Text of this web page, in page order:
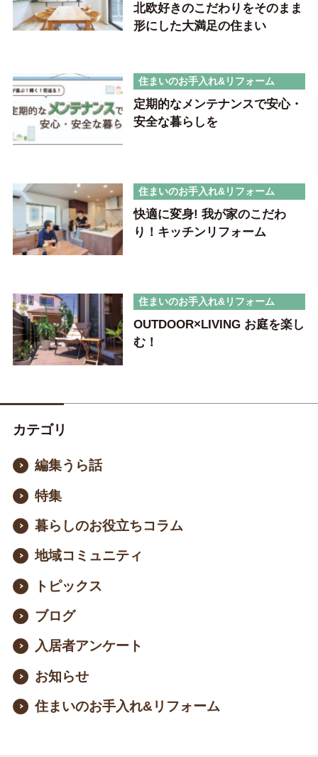
北欧好きのこだわりをそのまま
形にした大満足の住まい
住まいのお手入れ&リフォーム
定期的なメンテナンスで安心・
安全な暮らしを
住まいのお手入れ&リフォーム
快適に変身! 我が家のこだわ
り！キッチンリフォーム
住まいのお手入れ&リフォーム
OUTDOOR×LIVING お庭を楽し
む！
カテゴリ
編集うら話
特集
暮らしのお役立ちコラム
地域コミュニティ
トピックス
ブログ
入居者アンケート
お知らせ
住まいのお手入れ&リフォーム